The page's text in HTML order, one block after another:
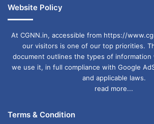
Website Policy
At CGNN.in, accessible from https://
our visitors is one of our top priorities.
document outlines the types of information
we use it, in full compliance with Google
and applicable laws.
read more...
Terms & Condition